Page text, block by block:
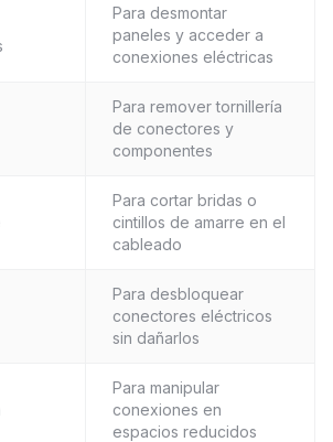
Para desmontar
paneles y acceder a
conexiones eléctricas
Para remover tornillería
de conectores y
componentes
Para cortar bridas o
cintillos de amarre en el
cableado
Para desbloquear
conectores eléctricos
sin dañarlos
Para manipular
conexiones en
espacios reducidos